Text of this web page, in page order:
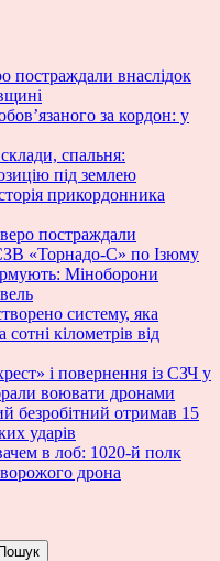
постраждали внаслідок
за кордон: у
спальня:
під землею
прикордонника
постраждали
«Торнадо-С» по Ізюму
Міноборони
систему, яка
кілометрів від
і повернення із СЗЧ у
воювати дронами
безробітний отримав 15
ударів
в лоб: 1020-й полк
дрона
Пошук